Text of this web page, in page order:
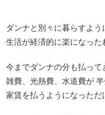
ダンナと別々に暮らすよ
生活が経済的に楽になった
今までダンナの分も払って
雑費、光熱費、水道費が
家賃を払うようになっただ